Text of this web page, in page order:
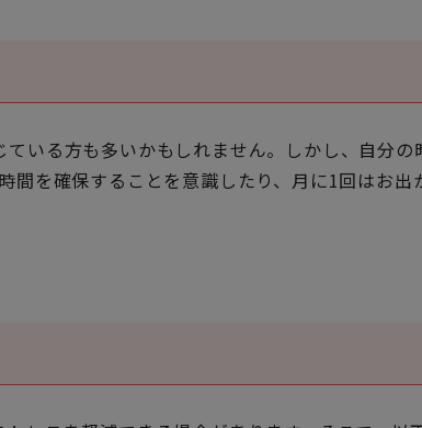
いる方も多いかもしれません。しかし、自分
間を確保することを意識したり、月に1回はお出